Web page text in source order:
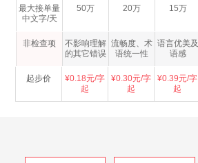
最大接单量
中文字/天
50万 20万 15万
非检查项
不影响理解
的其它错误
流畅度、术
语统一性
语言优美及
语感
起步价
¥0.18元/字
起
¥0.30元/字
起
¥0.39元/字
起